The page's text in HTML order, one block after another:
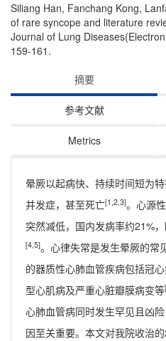
Siliang Han, Fanchang Kong,
of rare syncope and literature
Journal of Lung
159-161.
摘要
参考文献
Metrics
晕厥以起病快、持续时间短为
并发症，甚至死亡[1,2,3]。心源
突然减低，国内发病率约21%
[4,5]。心律失常是发生晕厥的常
的器质性心肺血管疾病包括冠
型心肌病及严重心脏瓣膜病变等
心肺血管病同时发生罕见且凶
因至关重要。本文对我院收治